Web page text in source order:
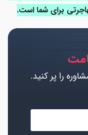
برای شما است.
را پر کنید.